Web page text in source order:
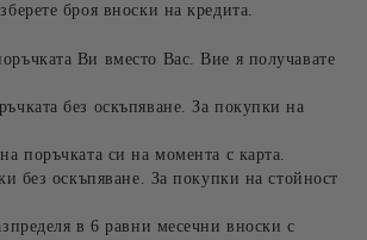
броя вноски на кредита.
Ви вместо Вас. Вие я получавате
без оскъпяване. За покупки на
поръчката си на момента с карта.
без оскъпяване. За покупки на стойност
в 6 равни месечни вноски с